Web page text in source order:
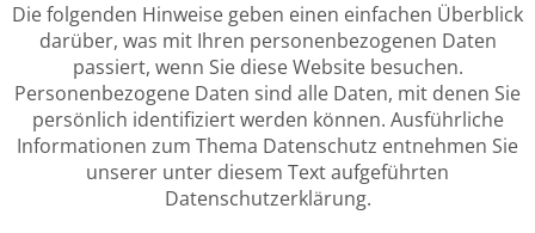
Die folgenden Hinweise geben einen einfachen Überblick
darüber, was mit Ihren personenbezogenen Daten
passiert, wenn Sie diese Website besuchen.
Personenbezogene Daten sind alle Daten, mit denen Sie
persönlich identifiziert werden können. Ausführliche
Informationen zum Thema Datenschutz entnehmen Sie
unserer unter diesem Text aufgeführten
Datenschutzerklärung.